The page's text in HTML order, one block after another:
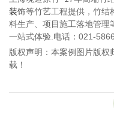
装饰等竹艺工程提供，竹结
料生产、项目施工落地管理
一站式体验.电话：021-
版权声明：本案例图片版
载！